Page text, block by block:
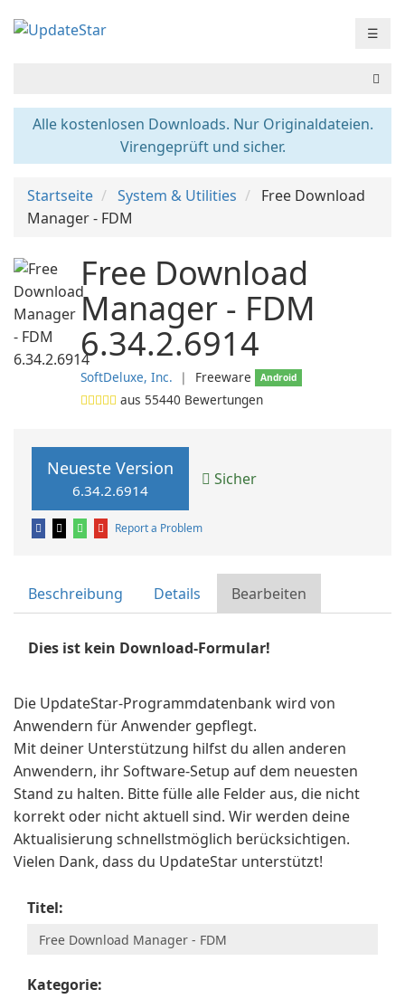
☰
Alle kostenlosen Downloads. Nur Originaldateien.
Virengeprüft und sicher.
Startseite System & Utilities
Free Download
Manager - FDM
Free Download
Manager - FDM
6.34.2.6914
SoftDeluxe, Inc. ❘ Freeware Android
aus 55440 Bewertungen
Neueste Version
6.34.2.6914
Sicher
Report a Problem
Beschreibung Details Bearbeiten
Dies ist kein Download-Formular!
Die UpdateStar-Programmdatenbank wird von
Anwendern für Anwender gepflegt.
Mit deiner Unterstützung hilfst du allen anderen
Anwendern, ihr Software-Setup auf dem neuesten
Stand zu halten. Bitte fülle alle Felder aus, die nicht
korrekt oder nicht aktuell sind. Wir werden deine
Aktualisierung schnellstmöglich berücksichtigen.
Vielen Dank, dass du UpdateStar unterstützt!
Titel:
Kategorie: